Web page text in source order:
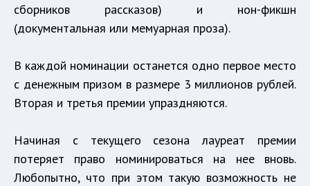
сборников рассказов) и нон-фикшн
(документальная или мемуарная проза).
В каждой номинации останется одно первое место
с денежным призом в размере 3 миллионов рублей.
Вторая и третья премии упраздняются.
Начиная с текущего сезона лауреат премии
потеряет право номинироваться на нее вновь.
Любопытно, что при этом такую возможность не